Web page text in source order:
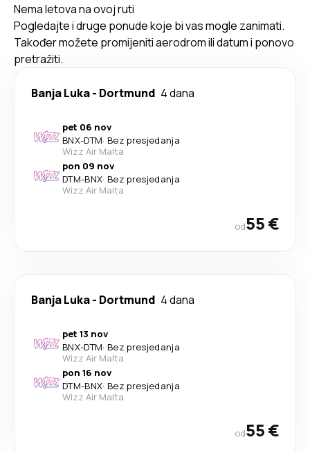
Nema letova na ovoj ruti
Pogledajte i druge ponude koje bi vas mogle zanimati.
Također možete promijeniti aerodrom ili datum i ponovo
pretražiti.
Banja Luka- Dortmund 4 dana
pet 06 nov
BNX-DTM· Bez presjedanja
Wizz Air Malta
pon 09 nov
DTM-BNX· Bez presjedanja
Wizz Air Malta
od55 €
Banja Luka- Dortmund 4 dana
pet 13 nov
BNX-DTM· Bez presjedanja
Wizz Air Malta
pon 16 nov
DTM-BNX· Bez presjedanja
Wizz Air Malta
od55 €